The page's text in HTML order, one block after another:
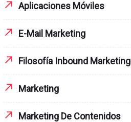
Aplicaciones Móviles
E-Mail Marketing
Filosofía Inbound Marketing
Marketing
Marketing De Contenidos